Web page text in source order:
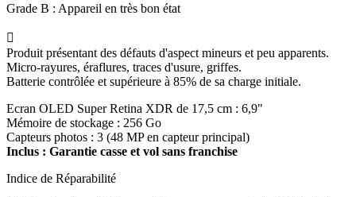
Grade B : Appareil en très bon état

Produit présentant des défauts d'aspect mineurs et peu apparents.
Micro-rayures, éraflures, traces d'usure, griffes.
Batterie contrôlée et supérieure à 85% de sa charge initiale.
Ecran OLED Super Retina XDR de 17,5 cm : 6,9"
Mémoire de stockage : 256 Go
Capteurs photos : 3 (48 MP en capteur principal)
Inclus : Garantie casse et vol sans franchise
Indice de Réparabilité